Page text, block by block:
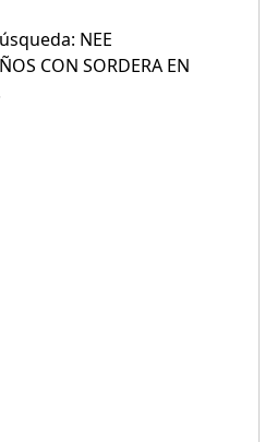
NEE
CON SORDERA EN